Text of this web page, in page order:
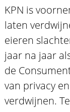
KPN is
laten
eieren
jaar na jaar
de
van privacy
verdwijnen.